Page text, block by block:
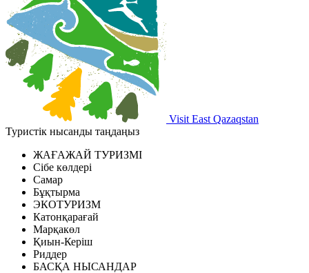
Visit East Qazaqstan
Туристік нысанды таңдаңыз
ЖАҒАЖАЙ ТУРИЗМІ
Сібе көлдері
Самар
Бұқтырма
ЭКОТУРИЗМ
Катонқарағай
Марқакөл
Қиын-Керіш
Риддер
БАСҚА НЫСАНДАР